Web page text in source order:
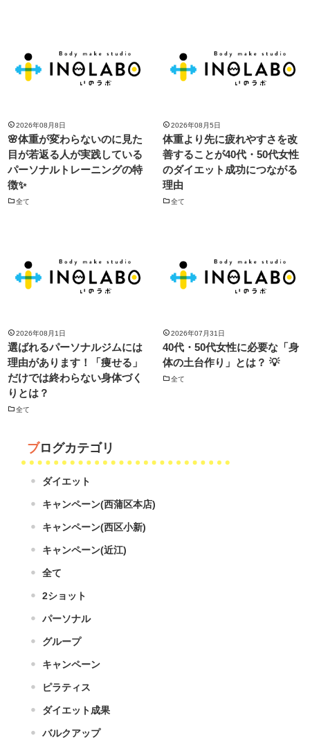
2026年08月8日
🌸体重が変わらないのに見た
目が若返る人が実践している
パーソナルトレーニングの特
徴✨
全て
2026年08月5日
体重より先に疲れやすさを改
善することが40代・50代女性
のダイエット成功につながる
理由
全て
2026年08月1日
選ばれるパーソナルジムには
理由があります！「痩せる」
だけでは終わらない身体づく
りとは？
全て
2026年07月31日
40代・50代女性に必要な「身
体の土台作り」とは？ 💡
全て
ブログカテゴリ
ダイエット
キャンペーン(西蒲区本店)
キャンペーン(西区小新)
キャンペーン(近江)
全て
2ショット
パーソナル
グループ
キャンペーン
ピラティス
ダイエット成果
バルクアップ